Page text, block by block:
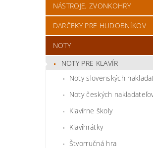
NÁSTROJE, ZVONKOHRY
DARČEKY PRE HUDOBNÍKOV
NOTY
NOTY PRE KLAVÍR
Noty slovenských
Noty českých
Klavírne školy
Klavihrátky
Štvorručná hra